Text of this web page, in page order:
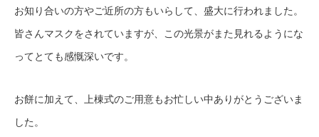
お知り合いの方やご近所の方もいらして、盛大に行われました。
皆さんマスクをされていますが、この光景がまた見れるようにな
ってとても感慨深いです。
お餅に加えて、上棟式のご用意もお忙しい中ありがとうございま
した。